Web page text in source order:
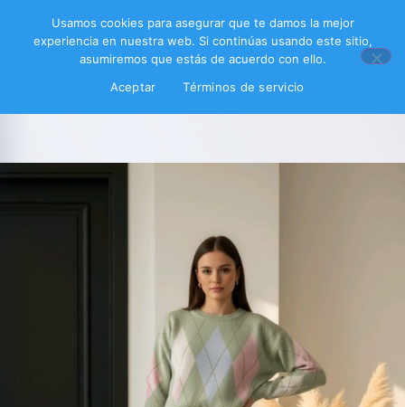
Usamos cookies para asegurar que te damos la mejor
experiencia en nuestra web. Si continúas usando este sitio,
asumiremos que estás de acuerdo con ello.
Aceptar
Términos de servicio